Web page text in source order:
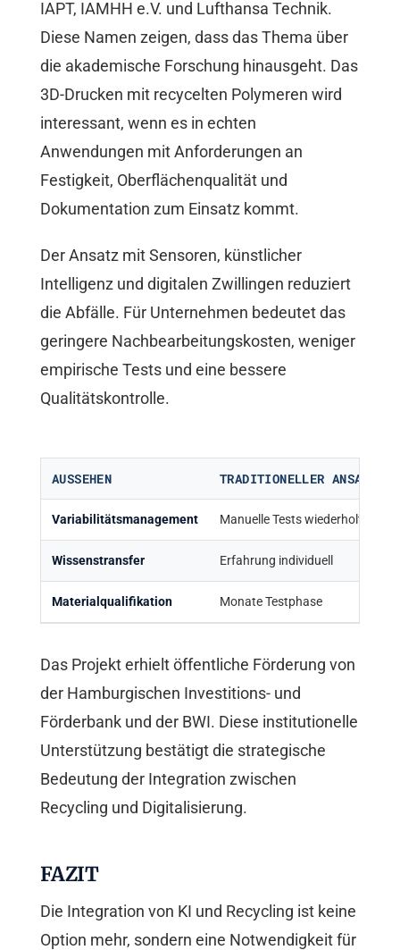
IAPT, IAMHH e.V. und Lufthansa Technik.
Diese Namen zeigen, dass das Thema über
die akademische Forschung hinausgeht. Das
3D-Drucken mit recycelten Polymeren wird
interessant, wenn es in echten
Anwendungen mit Anforderungen an
Festigkeit, Oberflächenqualität und
Dokumentation zum Einsatz kommt.
Der Ansatz mit Sensoren, künstlicher
Intelligenz und digitalen Zwillingen reduziert
die Abfälle. Für Unternehmen bedeutet das
geringere Nachbearbeitungskosten, weniger
empirische Tests und eine bessere
Qualitätskontrolle.
AUSSEHEN TRADITIONELLER ANSATZ
Variabilitätsmanagement Manuelle Tests wiederholt
Wissenstransfer Erfahrung individuell
Materialqualifikation Monate Testphase
Das Projekt erhielt öffentliche Förderung von
der Hamburgischen Investitions- und
Förderbank und der BWI. Diese institutionelle
Unterstützung bestätigt die strategische
Bedeutung der Integration zwischen
Recycling und Digitalisierung.
FAZIT
Die Integration von KI und Recycling ist keine
Option mehr, sondern eine Notwendigkeit für